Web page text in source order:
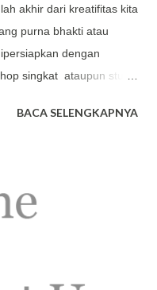
akhir dari kreatifitas kita
purna bhakti atau
dengan
singkat ataupun study
mengakhiri masa
BACA SELENGKAPNYA